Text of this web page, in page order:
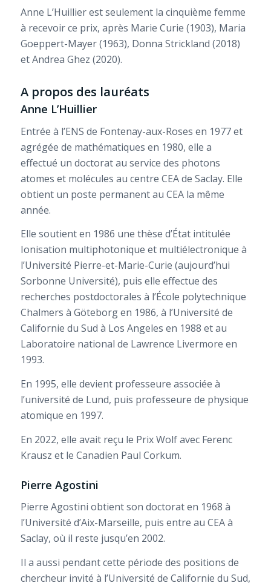
Anne L’Huillier est seulement la cinquième femme
à recevoir ce prix, après Marie Curie (1903), Maria
Goeppert-Mayer (1963), Donna Strickland (2018)
et Andrea Ghez (2020).
A propos des lauréats
Anne L’Huillier
Entrée à l’ENS de Fontenay-aux-Roses en 1977 et
agrégée de mathématiques en 1980, elle a
effectué un doctorat au service des photons
atomes et molécules au centre CEA de Saclay. Elle
obtient un poste permanent au CEA la même
année.
Elle soutient en 1986 une thèse d’État intitulée
Ionisation multiphotonique et multiélectronique à
l’Université Pierre-et-Marie-Curie (aujourd’hui
Sorbonne Université), puis elle effectue des
recherches postdoctorales à l’École polytechnique
Chalmers à Göteborg en 1986, à l’Université de
Californie du Sud à Los Angeles en 1988 et au
Laboratoire national de Lawrence Livermore en
1993.
En 1995, elle devient professeure associée à
l’université de Lund, puis professeure de physique
atomique en 1997.
En 2022, elle avait reçu le Prix Wolf avec Ferenc
Krausz et le Canadien Paul Corkum.
Pierre Agostini
Pierre Agostini obtient son doctorat en 1968 à
l’Université d’Aix-Marseille, puis entre au CEA à
Saclay, où il reste jusqu’en 2002.
Il a aussi pendant cette période des positions de
chercheur invité à l’Université de Californie du Sud,